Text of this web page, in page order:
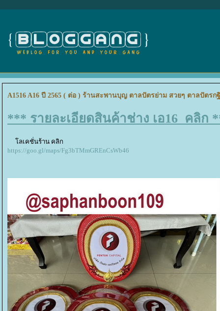
A1516 A16 ปี 2565 ( ต่อ ) ร้านสะพานบุญ ตาลปัตรย่าม สวยๆ ตาลปัตรก
*** รายละเอียดสินค้าช่าง เอ16 คลิก
ลเคชั่นร้าน คลิก
https://goo.gl/maps/Fg3bTMmGREnCsWb46